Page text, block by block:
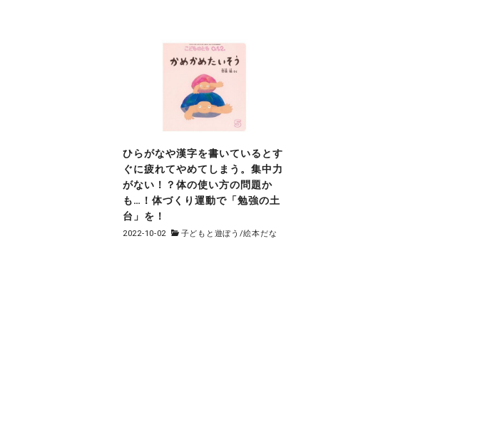
ひらがなや漢字を書いているとす
ぐに疲れてやめてしまう。集中力
がない！？体の使い方の問題か
も…！体づくり運動で「勉強の土
台」を！
2022-10-02 子どもと遊ぼう /絵本だな